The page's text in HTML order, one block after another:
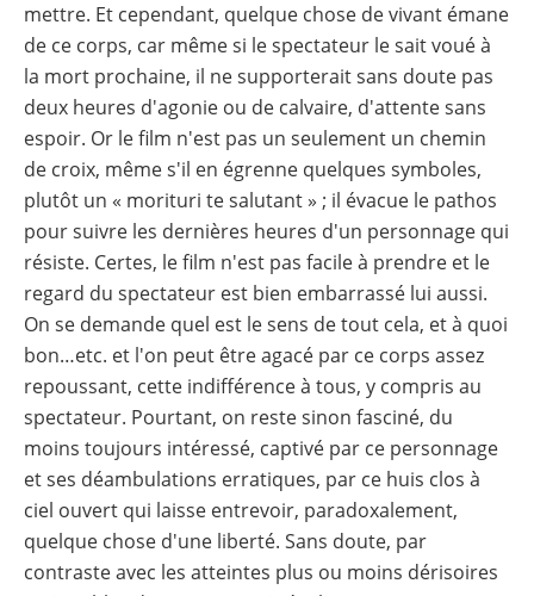
mettre. Et cependant, quelque chose de vivant émane
de ce corps, car même si le spectateur le sait voué à
la mort prochaine, il ne supporterait sans doute pas
deux heures d'agonie ou de calvaire, d'attente sans
espoir. Or le film n'est pas un seulement un chemin
de croix, même s'il en égrenne quelques symboles,
plutôt un « morituri te salutant » ; il évacue le pathos
pour suivre les dernières heures d'un personnage qui
résiste. Certes, le film n'est pas facile à prendre et le
regard du spectateur est bien embarrassé lui aussi.
On se demande quel est le sens de tout cela, et à quoi
bon…etc. et l'on peut être agacé par ce corps assez
repoussant, cette indifférence à tous, y compris au
spectateur. Pourtant, on reste sinon fasciné, du
moins toujours intéressé, captivé par ce personnage
et ses déambulations erratiques, par ce huis clos à
ciel ouvert qui laisse entrevoir, paradoxalement,
quelque chose d'une liberté. Sans doute, par
contraste avec les atteintes plus ou moins dérisoires